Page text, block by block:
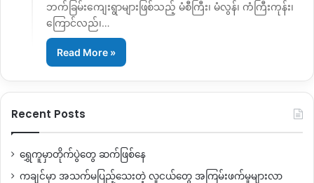
ဘက်ခြမ်းကျေးရွာများဖြစ်သည့် မံစီကြီး၊ မံလွန်၊ ကံကြီးကုန်း၊
ကြောင်လည်၊…
Read More »
Recent Posts
ရွှေကူမှာတိုက်ပွဲတွေ ဆက်ဖြစ်နေ
ကချင်မှာ အသက်မပြည့်သေးတဲ့ လူငယ်တွေ အကြမ်းဖက်မှုများလာ